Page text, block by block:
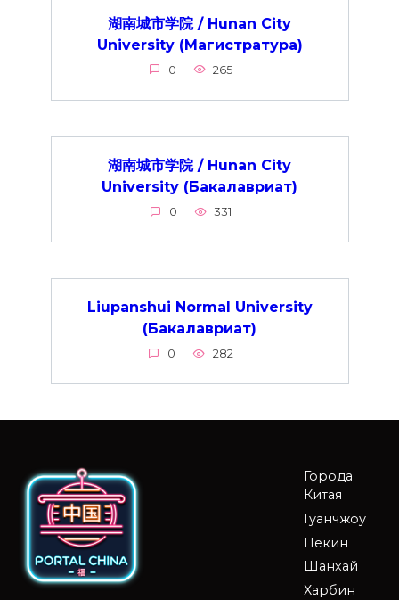
湖南城市学院 / Hunan City
University (Магистратура)
0 265
湖南城市学院 / Hunan City
University (Бакалавриат)
0 331
Liupanshui Normal University
(Бакалавриат)
0 282
Города
Китая
Гуанчжоу
Пекин
Шанхай
Харбин